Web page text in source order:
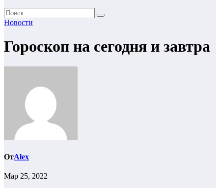
Новости
Гороскоп на сегодня и завтра
ОтAlex
Мар 25, 2022